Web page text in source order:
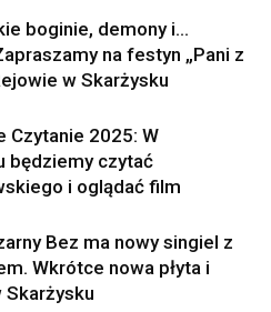
boginie, demony i…
na festyn „Pani z
w Skarżysku
Czytanie 2025: W
będziemy czytać
i oglądać film
Bez ma nowy singiel z
Wkrótce nowa płyta i
Skarżysku